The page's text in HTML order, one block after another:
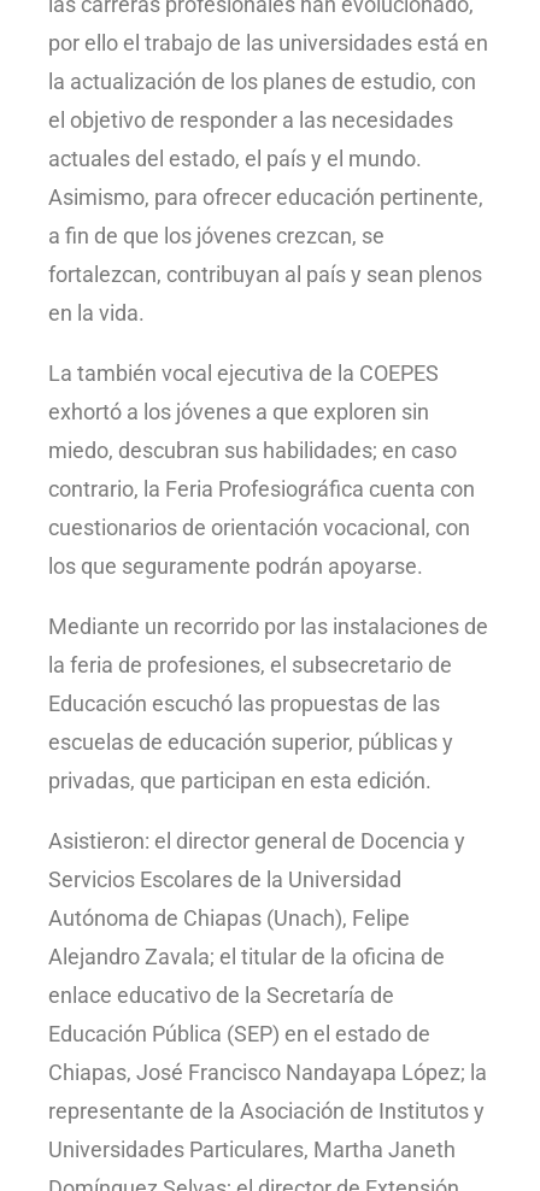
por ello el trabajo de las universidades está en
la actualización de los planes de estudio, con
el objetivo de responder a las necesidades
actuales del estado, el país y el mundo.
Asimismo, para ofrecer educación pertinente,
a fin de que los jóvenes crezcan, se
fortalezcan, contribuyan al país y sean plenos
en la vida.
La también vocal ejecutiva de la COEPES
exhortó a los jóvenes a que exploren sin
miedo, descubran sus habilidades; en caso
contrario, la Feria Profesiográfica cuenta con
cuestionarios de orientación vocacional, con
los que seguramente podrán apoyarse.
Mediante un recorrido por las instalaciones de
la feria de profesiones, el subsecretario de
Educación escuchó las propuestas de las
escuelas de educación superior, públicas y
privadas, que participan en esta edición.
Asistieron: el director general de Docencia y
Servicios Escolares de la Universidad
Autónoma de Chiapas (Unach), Felipe
Alejandro Zavala; el titular de la oficina de
enlace educativo de la Secretaría de
Educación Pública (SEP) en el estado de
Chiapas, José Francisco Nandayapa López; la
representante de la Asociación de Institutos y
Universidades Particulares, Martha Janeth